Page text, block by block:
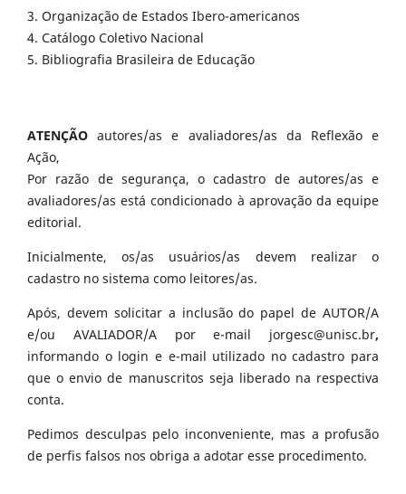
3. Organização de Estados Ibero-americanos
4. Catálogo Coletivo Nacional
5. Bibliografia Brasileira de Educação
ATENÇÃO autores/as e avaliadores/as da Reflexão e
Ação,
Por razão de segurança, o cadastro de autores/as e
avaliadores/as está condicionado à aprovação da equipe
editorial.
Inicialmente, os/as usuários/as devem realizar o
cadastro no sistema como leitores/as.
Após, devem solicitar a inclusão do papel de AUTOR/A
e/ou AVALIADOR/A por e-mail jorgesc@unisc.br,
informando o login e e-mail utilizado no cadastro para
que o envio de manuscritos seja liberado na respectiva
conta.
Pedimos desculpas pelo inconveniente, mas a profusão
de perfis falsos nos obriga a adotar esse procedimento.